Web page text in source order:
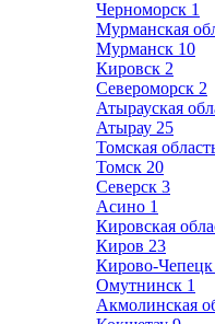
Черноморск 1
Мурманская
Мурманск 10
Кировск 2
Североморск 2
Атырауская
Атырау 25
Томская
Томск 20
Северск 3
Асино 1
Кировская
Киров 23
Кирово-Чепецк
Омутнинск 1
Акмолинская